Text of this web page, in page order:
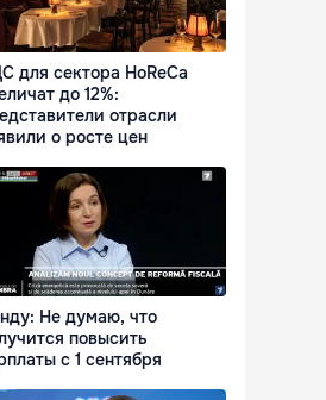
для сектора HoReCa
до 12%:
отрасли
о росте цен
Не думаю, что
повысить
с 1 сентября